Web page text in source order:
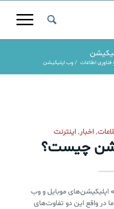
اطلاعات / وب اپلیکیشن
, اخبار, اینترنت
چیست؟
اپلیکیشن‌های موبایل و وب
در واقع این دو تفاوت‌های